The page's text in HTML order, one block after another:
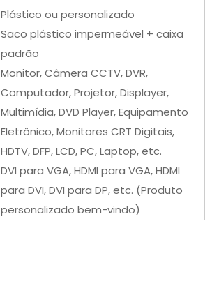
Plástico ou personalizado
Saco plástico impermeável + caixa
padrão
Monitor, Câmera CCTV, DVR,
Computador, Projetor, Displayer,
Multimídia, DVD Player, Equipamento
Eletrônico, Monitores CRT Digitais,
HDTV, DFP, LCD, PC, Laptop, etc.
DVI para VGA, HDMI para VGA, HDMI
para DVI, DVI para DP, etc. (Produto
personalizado bem-vindo)